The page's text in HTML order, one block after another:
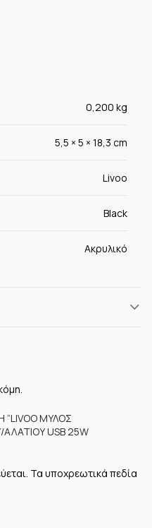
0,200 kg
5,5 × 5 × 18,3 cm
Livoo
Black
Ακρυλικό
ΜΎΛΟΣ
USB 25W
Τα υποχρεωτικά πεδία